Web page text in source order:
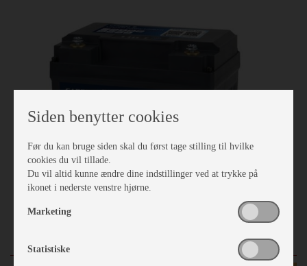
Siden benytter cookies
Før du kan bruge siden skal du først tage stilling til hvilke
cookies du vil tillade.
Du vil altid kunne ændre dine indstillinger ved at trykke på
ikonet i nederste venstre hjørne.
Marketing
Statistiske